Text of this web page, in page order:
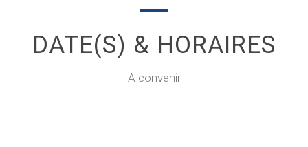
DATE(S) & HORAIRES
A convenir